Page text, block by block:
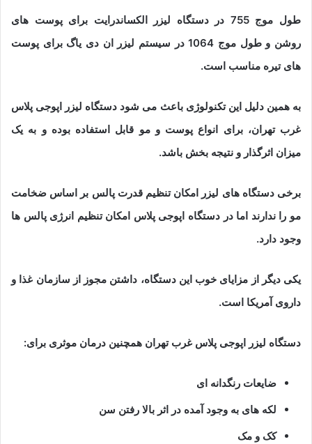
طول موج 755 در دستگاه لیزر الکساندرایت برای پوست های
روشن و طول موج 1064 در سیستم لیزر ان دی یاگ برای پوست
های تیره مناسب است.
به همین دلیل این تکنولوژی باعث می شود دستگاه لیزر اپوجی پلاس
غرب تهران، برای انواع پوست و مو قابل استفاده بوده و به یک
میزان اثرگذار و نتیجه بخش باشد.
برخی دستگاه های لیزر امکان تنظیم قدرت پالس بر اساس ضخامت
مو را ندارند اما در دستگاه اپوجی پلاس امکان تنظیم انرژی پالس ها
وجود دارد.
یکی دیگر از مزایای خوب این دستگاه، داشتن مجوز از سازمان غذا و
داروی آمریکا است.
دستگاه لیزر اپوجی پلاس غرب تهران همچنین درمان موثری برای:
ضایعات رنگدانه ای
لکه های به وجود آمده در اثر بالا رفتن سن
کک و مک